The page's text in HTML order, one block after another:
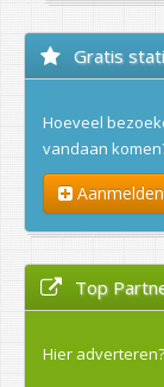
Gratis
Hoeveel
vandaan
Aanmelden
Top
Hier adverteren?